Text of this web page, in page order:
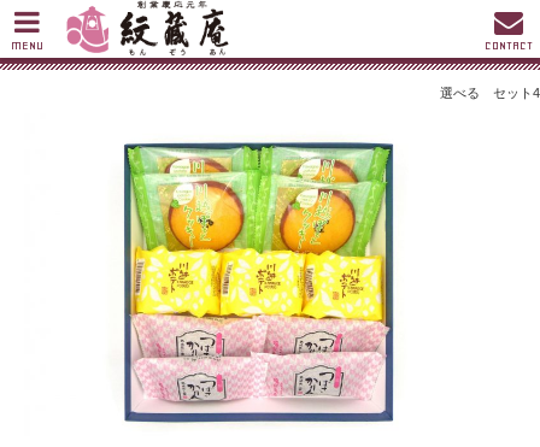
選べる セット4
MENU CONTACT